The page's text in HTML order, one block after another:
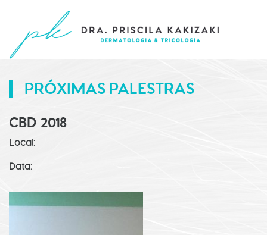
PRÓXIMAS PALESTRAS
CBD 2018
Local:
Data: